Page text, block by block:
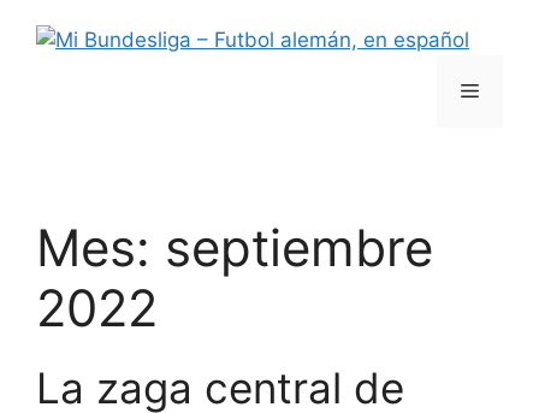
Menú
Mes: septiembre
2022
La zaga central de